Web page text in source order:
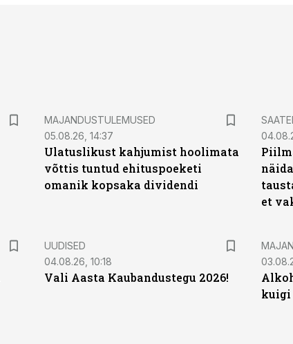
MAJANDUSTULEMUSED
05.08.26, 14:37
Ulatuslikust kahjumist hoolimata
võttis tuntud ehituspoeketi
omanik kopsaka dividendi
et
UUDISED
04.08.26, 10:18
Vali Aasta Kaubandustegu 2026!
kuigi